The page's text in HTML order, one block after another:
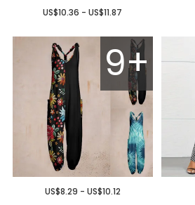
US$10.36 - US$11.87
9+
US$8.29 - US$10.12